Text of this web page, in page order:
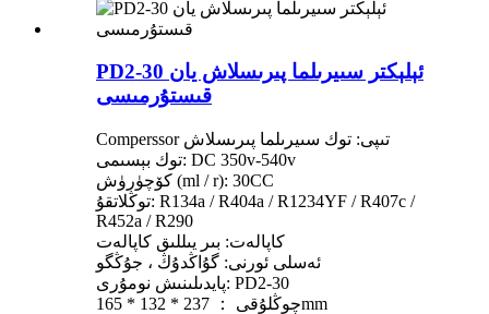
PD2-30 ئېلېكتر سىيرىلما پىرىسلاش يان
قىستۇرمىسى
Comperssor تىپى: توك سىيرىلما پىرىسلاش
توك بېسىمى: DC 350v-540v
كۆچۈرۈش (ml / r): 30CC
توڭلاتقۇ: R134a / R404a / R1234YF / R407c /
R452a / R290
كاپالەت: بىر يىللىق كاپالەت
ئەسلى ئورنى: گۇاڭدۇڭ ، جۇڭگو
پايدىلىنىش نومۇرى: PD2-30
چوڭلۇقى ： 237 * 132 * 165mm